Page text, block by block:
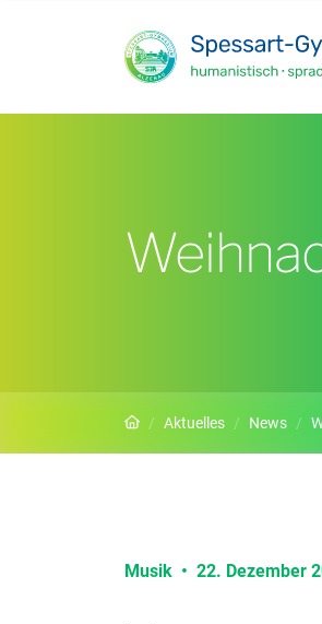
Startseite
Aktuelles News
Musik • 22. Dezember